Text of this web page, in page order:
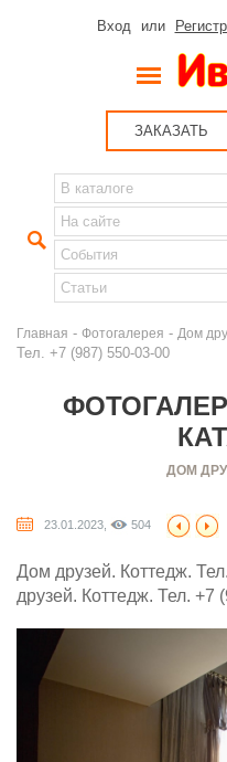
Вход или
ЗАКАЗАТЬ
Главная - Фотогалерея - Дом
Тел. +7 (987) 550-03-00
ДОМ
23.01.2023, 504
Дом друзей. Коттедж.
друзей. Коттедж. Тел. +7